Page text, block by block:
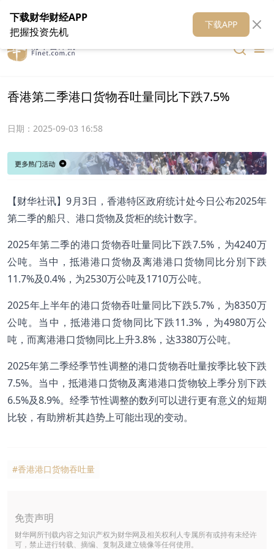
在线客服 关于我们 财华媒体矩阵 财华智库
香港第二季港口货物吞吐量同比下跌7.5%
日期： 2025-09-03 16:58
【财华社讯】9月3日，香港特区政府统计处今日公布2025年
第二季的船只、港口货物及货柜的统计数字。
2025年第二季的港口货物吞吐量同比下跌7.5%，为4240万
公吨。当中，抵港港口货物及离港港口货物同比分別下跌
11.7%及0.4%，为2530万公吨及1710万公吨。
2025年上半年的港口货物吞吐量同比下跌5.7%，为8350万
公吨。当中，抵港港口货物同比下跌11.3%，为4980万公
吨，而离港港口货物同比上升3.8%，达3380万公吨。
2025年第二季经季节性调整的港口货物吞吐量按季比较下跌
7.5%。当中，抵港港口货物及离港港口货物较上季分別下跌
6.5%及8.9%。经季节性调整的数列可以进行更有意义的短期
比较，有助辨析其趋势上可能出现的变动。
#香港港口货物吞吐量
免责声明
财华网所刊载内容之知识产权为财华网及相关权利人专属所有或持有未经许
可，禁止进行转载、摘编、复制及建立镜像等任何使用。
下载财华财经APP
把握投资先机
下载APP